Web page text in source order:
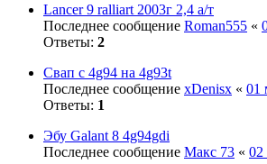
Lancer 9 ralliart 2003г 2,4 а/т
Последнее сообщение Roman555 «
Ответы: 2
Свап с 4g94 на 4g93t
Последнее сообщение xDenisx « 01
Ответы: 1
Эбу Galant 8 4g94gdi
Последнее сообщение Макс 73 « 02